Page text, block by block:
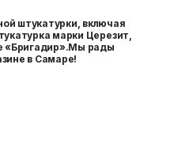
штукатурки, включая
марки Церезит,
«Бригадир».Мы рады
в Самаре!